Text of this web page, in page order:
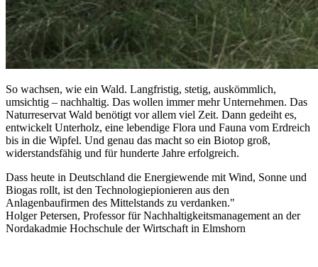
So wachsen, wie ein Wald. Langfristig, stetig, auskömmlich,
umsichtig – nachhaltig. Das wollen immer mehr Unternehmen. Das
Naturreservat Wald benötigt vor allem viel Zeit. Dann gedeiht es,
entwickelt Unterholz, eine lebendige Flora und Fauna vom Erdreich
bis in die Wipfel. Und genau das macht so ein Biotop groß,
widerstandsfähig und für hunderte Jahre erfolgreich.
Dass heute in Deutschland die Energiewende mit Wind, Sonne und
Biogas rollt, ist den Technologiepionieren aus den
Anlagenbaufirmen des Mittelstands zu verdanken."
Holger Petersen, Professor für Nachhaltigkeitsmanagement an der
Nordakadmie Hochschule der Wirtschaft in Elmshorn